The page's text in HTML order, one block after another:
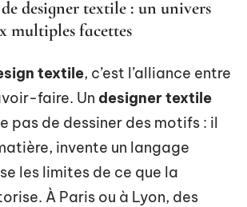
designer textile : un univers
multiples facettes
textile, c’est l’alliance entre
faire. Un designer textile
pas de dessiner des motifs : il
invente un langage
les limites de ce que la
À Paris ou à Lyon, des